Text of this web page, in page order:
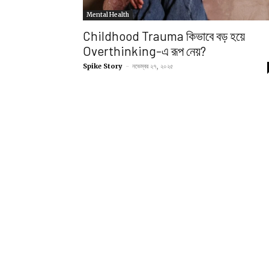
Mental Health
Childhood Trauma কিভাবে বড় হয়ে
Overthinking-এ রূপ নেয়?
Spike Story - নভেম্বর ২৭, ২০২৫